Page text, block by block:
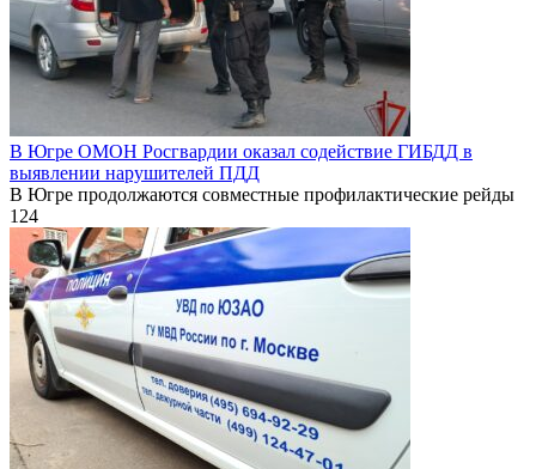
В Югре ОМОН Росгвардии оказал содействие ГИБДД в
выявлении нарушителей ПДД
В Югре продолжаются совместные профилактические рейды
124